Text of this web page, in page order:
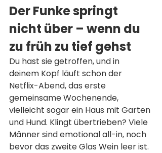
Der Funke springt
nicht über – wenn du
zu früh zu tief gehst
Du hast sie getroffen, und in
deinem Kopf läuft schon der
Netflix-Abend, das erste
gemeinsame Wochenende,
vielleicht sogar ein Haus mit Garten
und Hund. Klingt übertrieben? Viele
Männer sind emotional all-in, noch
bevor das zweite Glas Wein leer ist.